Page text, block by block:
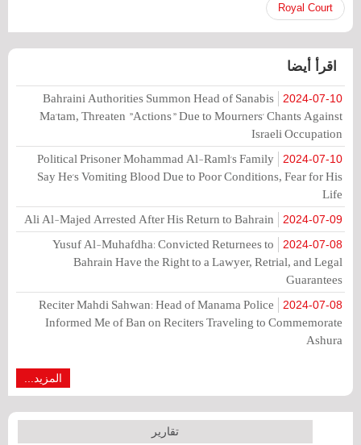
Royal Court
اقرأ أيضا
2024-07-10
Bahraini Authorities Summon Head of Sanabis
Ma'tam, Threaten "Actions" Due to Mourners' Chants Against
Israeli Occupation
2024-07-10
Political Prisoner Mohammad Al-Raml's Family
Say He's Vomiting Blood Due to Poor Conditions, Fear for His
Life
2024-07-09
Ali Al-Majed Arrested After His Return to Bahrain
2024-07-08
Yusuf Al-Muhafdha: Convicted Returnees to
Bahrain Have the Right to a Lawyer, Retrial, and Legal
Guarantees
2024-07-08
Reciter Mahdi Sahwan: Head of Manama Police
Informed Me of Ban on Reciters Traveling to Commemorate
Ashura
المزيد...
تقارير